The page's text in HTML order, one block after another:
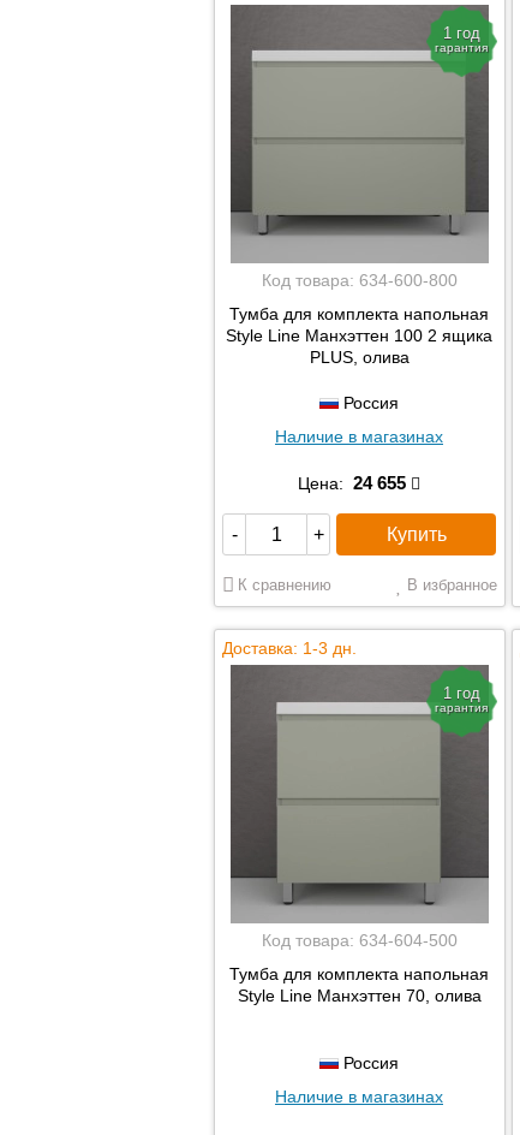
1 год
гарантия
Код товара: 634-600-800
Тумба для комплекта напольная
Style Line Манхэттен 100 2 ящика
PLUS, олива
Россия
Наличие в магазинах
Цена: 24 655
- + Купить
К сравнению В избранное
Доставка: 1-3 дн.
1 год
гарантия
Код товара: 634-604-500
Тумба для комплекта напольная
Style Line Манхэттен 70, олива
Россия
Наличие в магазинах